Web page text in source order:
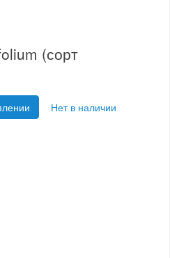
(сорт
Нет в наличии